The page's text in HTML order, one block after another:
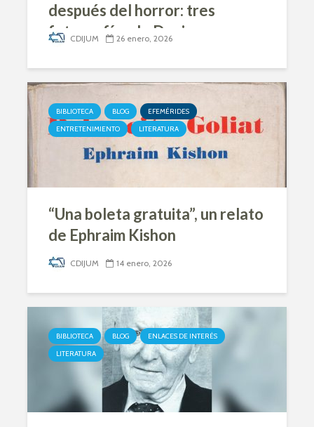
después del horror: tres
fotografías de Dunia
CDIJUM 26 enero, 2026
BIBLIOTECA BLOG
EFEMÉRIDES
ENTRETENIMIENTO
LITERATURA
“Una boleta gratuita”, un relato
de Ephraim Kishon
CDIJUM 14 enero, 2026
BIBLIOTECA BLOG
ENLACES DE INTERÉS
LITERATURA